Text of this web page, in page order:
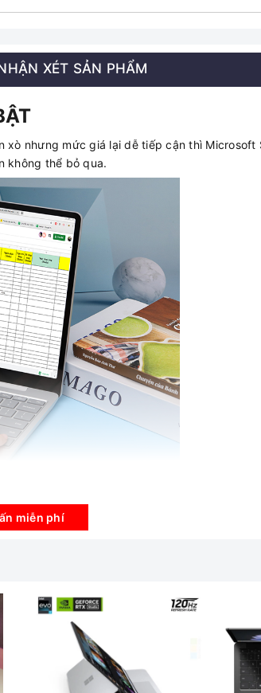
XÉT SẢN PHẨM
nhưng mức giá lại dễ tiếp cận thì Microsoft
không thể bỏ qua.
cao cấp, cầu kỳ và trau chuốt trong từng
nhẹ nhất trong dòng sản phẩm Surface
và cân nặng 1.1kg đem lại khả năng di
miễn phí